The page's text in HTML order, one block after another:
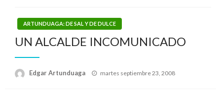
ARTUNDUAGA: DE SAL Y DE DULCE
UN ALCALDE INCOMUNICADO
Edgar Artunduaga
Publicado
martes septiembre 23, 2008